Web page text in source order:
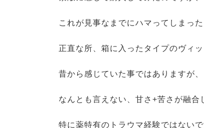
これが見事なまでにハマってしまっ
正直な所、箱に入ったタイプのヴィ
昔から感じていた事ではありますが
なんとも言えない、甘さ+苦さが融合
特に薬特有のトラウマ経験ではないで